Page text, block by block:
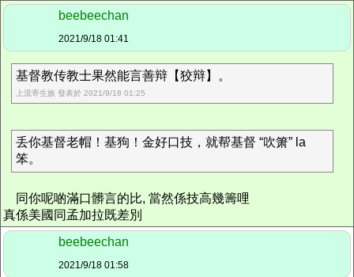
beebeechan
2021/9/18 01:41
基督教传教士果然能言善辩【狡辩】。
上流寄生族 發表於 2021/9/18 01:25
丢你基督老帽！基狗！金好口技，就帮基督 “吹箫” la
笨。
同你呢啲滿口髒言的比, 當然係技高幾籌哩
真係美國同孟加拉既差別
beebeechan
2021/9/18 01:58